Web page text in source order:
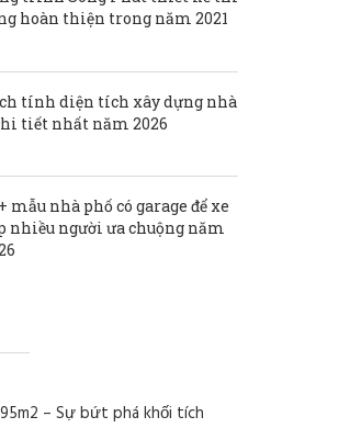
hoàn thiện trong năm 2021
tính diện tích xây dựng nhà
tiết nhất năm 2026
mẫu nhà phố có garage để xe
nhiều người ưa chuộng năm
– Sự bứt phá khối tích